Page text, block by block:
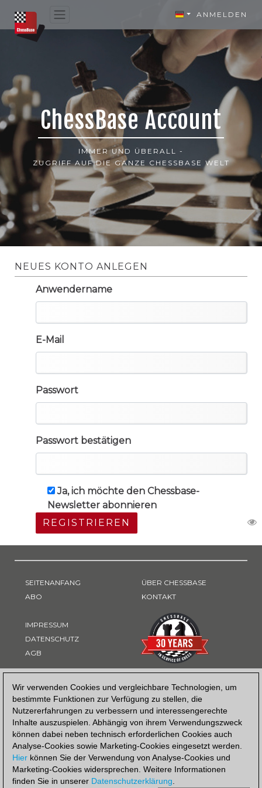
Wir verwenden Cookies und vergleichbare Technologien, um
bestimmte Funktionen zur Verfügung zu stellen, die
Nutzererfahrungen zu verbessern und interessengerechte
Inhalte auszuspielen. Abhängig von ihrem Verwendungszweck
können dabei neben technisch erforderlichen Cookies auch
Analyse-Cookies sowie Marketing-Cookies eingesetzt werden.
Hier können Sie der Verwendung von Analyse-Cookies und
Marketing-Cookies widersprechen. Weitere Informationen
finden Sie in unserer Datenschutzerklärung.
ANMELDEN
ChessBase Account
IMMER UND ÜBERALL -
ZUGRIFF AUF DIE GANZE CHESSBASE WELT
NEUES KONTO ANLEGEN
Anwendername
E-Mail
Passwort
Passwort bestätigen
Ja, ich möchte den Chessbase-
Newsletter abonnieren
REGISTRIEREN
SEITENANFANG
ABO
IMPRESSUM
DATENSCHUTZ
AGB
ÜBER CHESSBASE
KONTAKT
ZAHLUNGSART